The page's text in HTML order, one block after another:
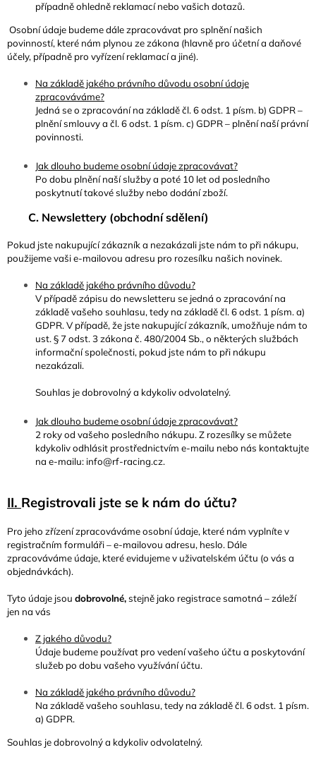
případně ohledně reklamací nebo vašich dotazů.
Osobní údaje budeme dále zpracovávat pro splnění našich
povinností, které nám plynou ze zákona (hlavně pro účetní a daňové
účely, případně pro vyřízení reklamací a jiné).
Na základě jakého právního důvodu osobní údaje
zpracováváme?
Jedná se o zpracování na základě čl. 6 odst. 1 písm. b) GDPR –
plnění smlouvy a čl. 6 odst. 1 písm. c) GDPR – plnění naší právní
povinnosti.
Jak dlouho budeme osobní údaje zpracovávat?
Po dobu plnění naší služby a poté 10 let od posledního
poskytnutí takové služby nebo dodání zboží.
C. Newslettery (obchodní sdělení)
Pokud jste nakupující zákazník a nezakázali jste nám to při nákupu,
použijeme vaši e-mailovou adresu pro rozesílku našich novinek.
Na základě jakého právního důvodu?
V případě zápisu do newsletteru se jedná o zpracování na
základě vašeho souhlasu, tedy na základě čl. 6 odst. 1 písm. a)
GDPR. V případě, že jste nakupující zákazník, umožňuje nám to
ust. § 7 odst. 3 zákona č. 480/2004 Sb., o některých službách
informační společnosti, pokud jste nám to při nákupu
nezakázali.
Souhlas je dobrovolný a kdykoliv odvolatelný.
Jak dlouho budeme osobní údaje zpracovávat?
2 roky od vašeho posledního nákupu. Z rozesílky se můžete
kdykoliv odhlásit prostřednictvím e-mailu nebo nás kontaktujte
na e-mailu: info@rf-racing.cz.
II. Registrovali jste se k nám do účtu?
Pro jeho zřízení zpracováváme osobní údaje, které nám vyplníte v
registračním formuláři –e-mailovou adresu, heslo. Dále
zpracováváme údaje, které evidujeme v uživatelském účtu (o vás a
objednávkách).
Tyto údaje jsou dobrovolné, stejně jako registrace samotná – záleží
jen na vás
Z jakého důvodu?
Údaje budeme používat pro vedení vašeho účtu a poskytování
služeb po dobu vašeho využívání účtu.
Na základě jakého právního důvodu?
Na základě vašeho souhlasu, tedy na základě čl. 6 odst. 1 písm.
a) GDPR.
Souhlas je dobrovolný a kdykoliv odvolatelný.